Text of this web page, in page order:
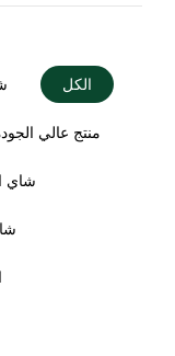
الكل
منتج عالي
شاي